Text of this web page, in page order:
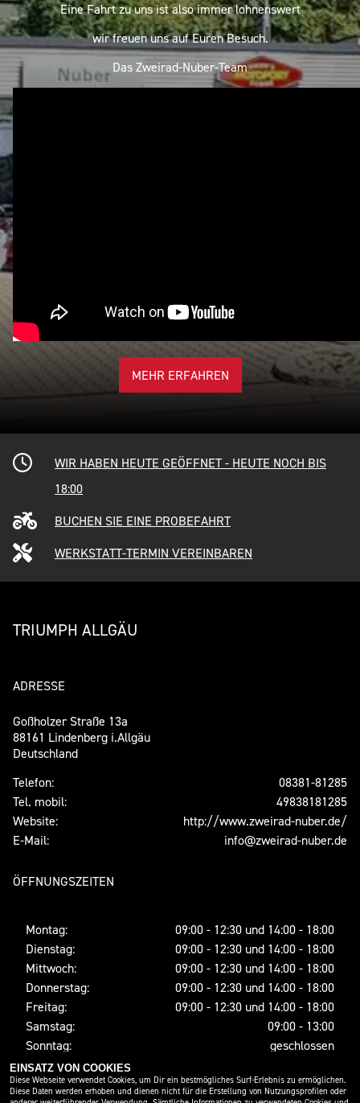
Eine Fahrt zu uns ist also immer lohnenswert
wir freuen uns auf Euren Besuch.
Das Zweirad-Nuber-Team
MEHR ERFAHREN
WIR HABEN HEUTE GEÖFFNET - HEUTE NOCH BIS
18:00
BUCHEN SIE EINE PROBEFAHRT
WERKSTATT-TERMIN VEREINBAREN
TRIUMPH ALLGÄU
ADRESSE
Goßholzer Straße 13a
88161 Lindenberg i.Allgäu
Deutschland
Telefon:
08381-81285
Tel. mobil:
49838181285
Website:
http://www.zweirad-nuber.de/
E-Mail:
info@zweirad-nuber.de
ÖFFNUNGSZEITEN
Montag:
09:00 - 12:30 und 14:00 - 18:00
Dienstag:
09:00 - 12:30 und 14:00 - 18:00
Mittwoch:
09:00 - 12:30 und 14:00 - 18:00
Donnerstag:
09:00 - 12:30 und 14:00 - 18:00
Freitag:
09:00 - 12:30 und 14:00 - 18:00
Samstag:
09:00 - 13:00
Sonntag:
geschlossen
SOCIAL MEDIA
EINSATZ VON COOKIES
Diese Webseite verwendet Cookies, um Dir ein bestmögliches Surf-Erlebnis zu ermöglichen.
Diese Daten werden erhoben und dienen nicht für die Erstellung von Nutzungsprofilen oder